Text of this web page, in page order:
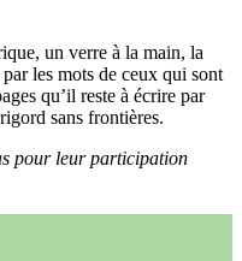
un verre à la main, la
les mots de ceux qui sont
qu’il reste à écrire par
sans frontières.
pour leur participation